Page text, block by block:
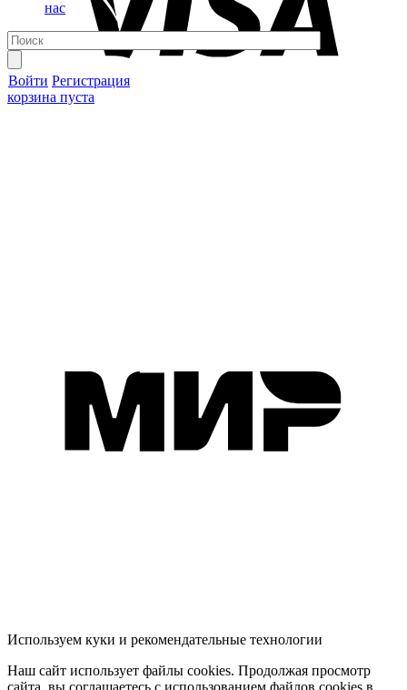
нас
Войти Регистрация
корзина пуста
Используем куки и рекомендательные технологии
Наш сайт использует файлы cookies. Продолжая просмотр